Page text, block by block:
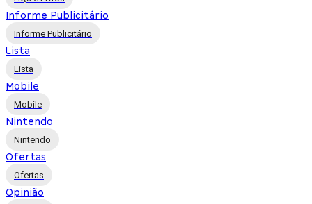
Informe Publicitário
Informe Publicitário
Lista
Lista
Mobile
Mobile
Nintendo
Nintendo
Ofertas
Ofertas
Opinião